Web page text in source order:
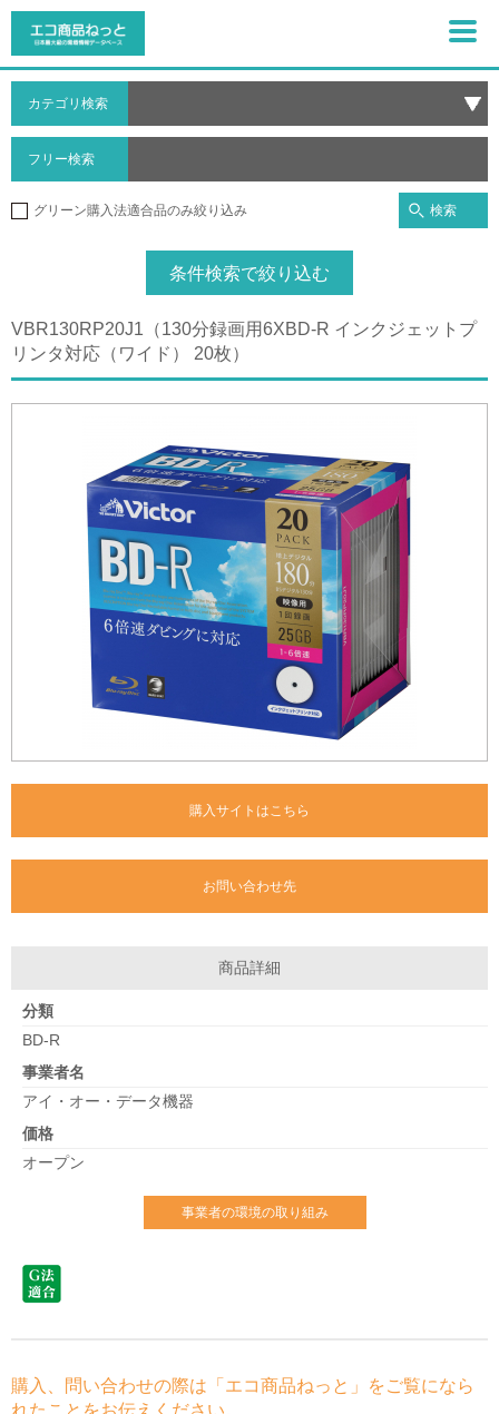
カテゴリ検索
フリー検索
グリーン購入法適合品のみ絞り込み 検索
条件検索で絞り込む
VBR130RP20J1（130分録画用6XBD-R インクジェットプ
リンタ対応（ワイド） 20枚）
購入サイトはこちら
お問い合わせ先
商品詳細
分類
BD-R
事業者名
アイ・オー・データ機器
価格
オープン
事業者の環境の取り組み
購入、問い合わせの際は「エコ商品ねっと」をご覧になら
れたことをお伝えください。